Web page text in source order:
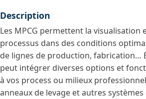
Description
Les MPCG permettent la visualisation
processus dans des conditions
de lignes de production, fabrication…
peut intégrer diverses options et
à vos process ou milieux
anneaux de levage et autres